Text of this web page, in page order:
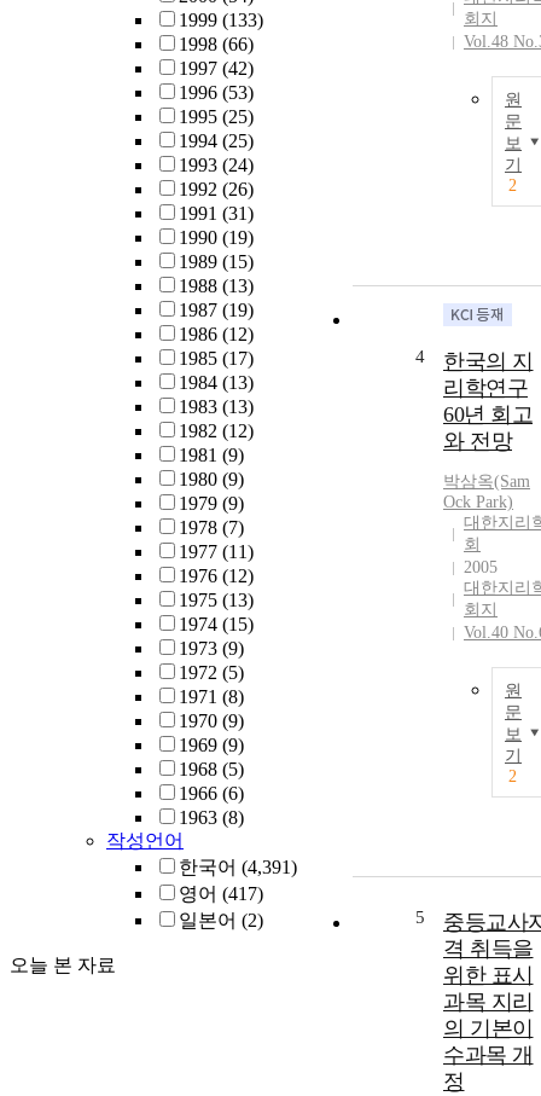
1999 (133)
1998 (66)
1997 (42)
1996 (53)
1995 (25)
1994 (25)
1993 (24)
1992 (26)
1991 (31)
1990 (19)
1989 (15)
1988 (13)
1987 (19)
1986 (12)
1985 (17)
1984 (13)
1983 (13)
1982 (12)
1981 (9)
1980 (9)
1979 (9)
1978 (7)
1977 (11)
1976 (12)
1975 (13)
1974 (15)
1973 (9)
1972 (5)
1971 (8)
1970 (9)
1969 (9)
1968 (5)
1966 (6)
1963 (8)
작성언어
한국어 (4,391)
영어 (417)
일본어 (2)
오늘 본 자료
회지
Vol.48
원
문
보
기
2
4
한국의 지
리학연구
60년 회고
와 전망
박삼옥(Sam
Ock Park)
대한지리
회
2005
대한지리
회지
Vol.40
원
문
보
기
2
5
중등교사
격 취득을
위한 표시
과목 지리
의 기본이
수과목 개
정